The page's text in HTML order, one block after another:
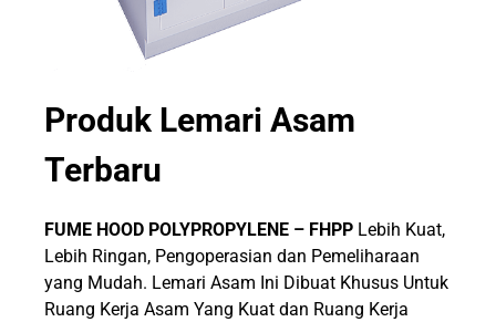
Produk Lemari Asam
Terbaru
FUME HOOD POLYPROPYLENE – FHPP Lebih Kuat,
Lebih Ringan, Pengoperasian dan Pemeliharaan
yang Mudah. Lemari Asam Ini Dibuat Khusus Untuk
Ruang Kerja Asam Yang Kuat dan Ruang Kerja